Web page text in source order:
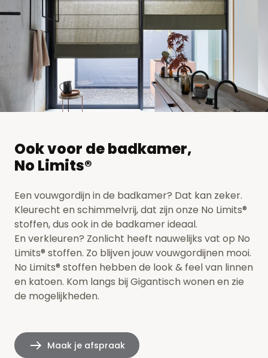
Ook voor de badkamer,
No Limits®
Een vouwgordijn in de badkamer? Dat kan zeker.
Kleurecht en schimmelvrij, dat zijn onze No Limits®
stoffen, dus ook in de badkamer ideaal.
En verkleuren? Zonlicht heeft nauwelijks vat op No
Limits® stoffen. Zo blijven jouw vouwgordijnen mooi.
No Limits® stoffen hebben de look & feel van linnen
en katoen. Kom langs bij Gigantisch wonenen zie
de mogelijkheden.
Maak je afspraak